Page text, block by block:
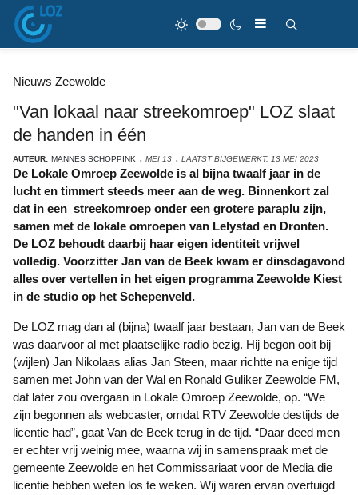
Nieuws Zeewolde
"Van lokaal naar streekomroep" LOZ slaat
de handen in één
AUTEUR: MANNES SCHOPPINK MEI 13 LAATST BIJGEWERKT: 13 MEI 2023
De Lokale Omroep Zeewolde is al bijna twaalf jaar in de
lucht en timmert steeds meer aan de weg. Binnenkort zal
dat in een streekomroep onder een grotere paraplu zijn,
samen met de lokale omroepen van Lelystad en Dronten.
De LOZ behoudt daarbij haar eigen identiteit vrijwel
volledig. Voorzitter Jan van de Beek kwam er dinsdagavond
alles over vertellen in het eigen programma Zeewolde Kiest
in de studio op het Schepenveld.
De LOZ mag dan al (bijna) twaalf jaar bestaan, Jan van de Beek
was daarvoor al met plaatselijke radio bezig. Hij begon ooit bij
(wijlen) Jan Nikolaas alias Jan Steen, maar richtte na enige tijd
samen met John van der Wal en Ronald Guliker Zeewolde FM,
dat later zou overgaan in Lokale Omroep Zeewolde, op. “We
zijn begonnen als webcaster, omdat RTV Zeewolde destijds de
licentie had”, gaat Van de Beek terug in de tijd. “Daar deed men
er echter vrij weinig mee, waarna wij in samenspraak met de
gemeente Zeewolde en het Commissariaat voor de Media die
licentie hebben weten los te weken. Wij waren ervan overtuigd